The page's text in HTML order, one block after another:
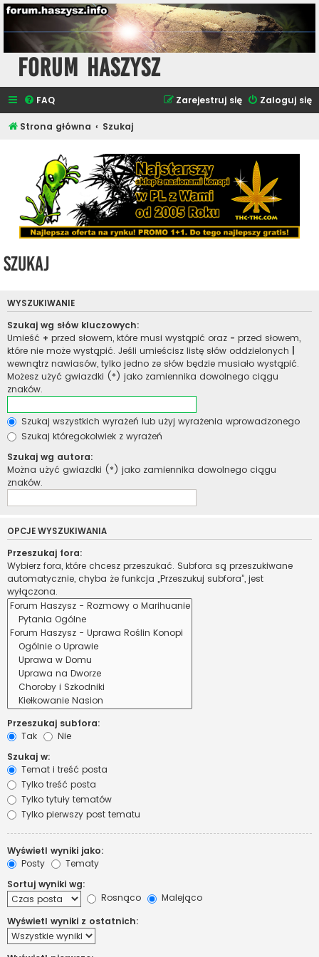
Forum Haszysz
FAQ Zaloguj się
Zarejestruj się
Strona główna Szukaj
Szukaj
WYSZUKIWANIE
Szukaj wg słów kluczowych:
Umieść + przed słowem, które musi wystąpić oraz - przed słowem,
które nie może wystąpić. Jeśli umieścisz listę słów oddzielonych
wewnątrz nawiasów, tylko jedno ze słów będzie musiało wystąpić.
Możesz użyć gwiazdki (*) jako zamiennika dowolnego ciągu
znaków.
Szukaj wszystkich wyrażeń lub użyj wyrażenia wprowadzonego
Szukaj któregokolwiek z wyrażeń
Szukaj wg autora:
Można użyć gwiazdki (*) jako zamiennika dowolnego ciągu
znaków.
OPCJE WYSZUKIWANIA
Przeszukaj fora:
Wybierz fora, które chcesz przeszukać. Subfora są przeszukiwane
automatycznie, chyba że funkcja „Przeszukuj subfora”, jest
wyłączona.
Przeszukaj subfora:
Tak
Nie
Szukaj w:
Temat i treść posta
Tylko treść posta
Tylko tytuły tematów
Tylko pierwszy post tematu
Wyświetl wyniki jako:
Posty
Tematy
Sortuj wyniki wg:
Rosnąco
Malejąco
Wyświetl wyniki z ostatnich: